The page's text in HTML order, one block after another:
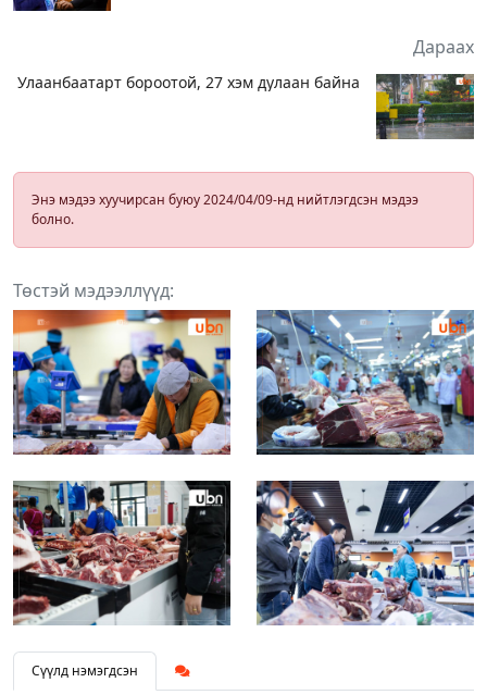
Дараах
Улаанбаатарт бороотой, 27 хэм дулаан байна
Энэ мэдээ хуучирсан буюу 2024/04/09-нд нийтлэгдсэн мэдээ
болно.
Төстэй мэдээллүүд:
Сүүлд нэмэгдсэн